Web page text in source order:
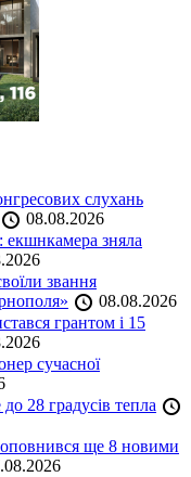
слухань
08.08.2026
екшнкамера зняла
звання
08.08.2026
грантом і 15
сучасної
28 градусів тепла
ще 8 новими